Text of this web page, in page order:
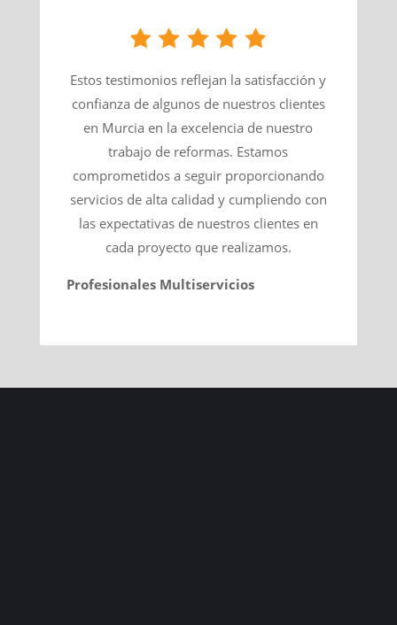
Estos testimonios reflejan la satisfacción y
confianza de algunos de nuestros clientes
en Murcia en la excelencia de nuestro
trabajo de reformas. Estamos
comprometidos a seguir proporcionando
servicios de alta calidad y cumpliendo con
las expectativas de nuestros clientes en
cada proyecto que realizamos.
Profesionales Multiservicios